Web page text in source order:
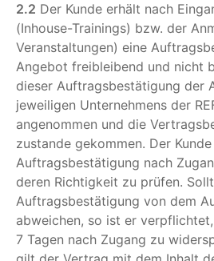
2.2 Der Kunde erhält nach
(Inhouse-Trainings) bzw. der
Veranstaltungen) eine
Angebot freibleibend und nicht
dieser Auftragsbestätigung der
jeweiligen Unternehmens der
angenommen und die
zustande gekommen. Der
Auftragsbestätigung nach
deren Richtigkeit zu prüfen.
Auftragsbestätigung von dem
abweichen, so ist er
7 Tagen nach Zugang zu